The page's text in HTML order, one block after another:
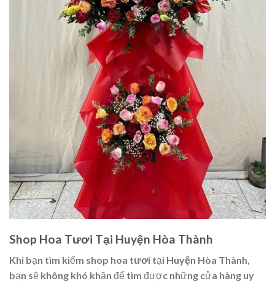
Shop Hoa Tươi Tại Huyện Hòa Thành
Khi bạn tìm kiếm shop hoa tươi tại Huyện Hòa Thành,
bạn sẽ không khó khăn để tìm được những cửa hàng uy